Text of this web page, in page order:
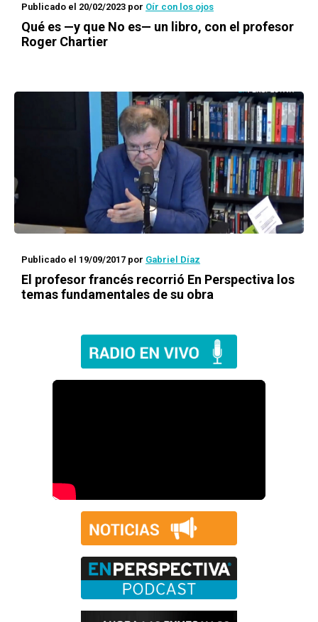
Publicado el 20/02/2023 por Oír con los ojos
Qué es —y que No es— un libro, con el profesor
Roger Chartier
Publicado el 19/09/2017 por Gabriel Díaz
El profesor francés recorrió En Perspectiva los
temas fundamentales de su obra